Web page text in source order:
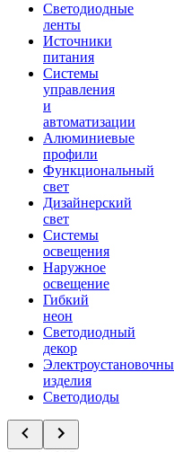
Светодиодные
ленты
Источники
питания
Системы
управления
и
автоматизации
Алюминиевые
профили
Функциональный
свет
Дизайнерский
свет
Системы
освещения
Наружное
освещение
Гибкий
неон
Светодиодный
декор
изделия
Светодиоды